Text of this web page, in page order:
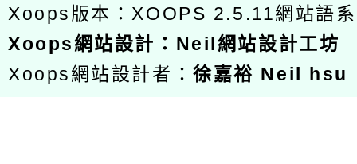
Xoops版本：XOOPS 2.5.11網站語
Xoops網站設計 ： Neil網站設計工坊
Xoops網站設計者：徐嘉裕 Neil hsu